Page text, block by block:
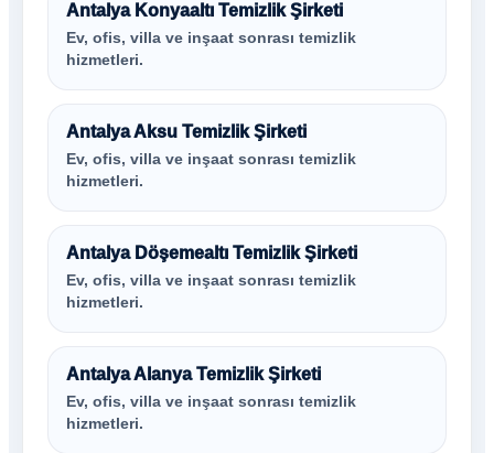
Antalya Konyaaltı Temizlik Şirketi
Ev, ofis, villa ve inşaat sonrası temizlik
hizmetleri.
Antalya Aksu Temizlik Şirketi
Ev, ofis, villa ve inşaat sonrası temizlik
hizmetleri.
Antalya Döşemealtı Temizlik Şirketi
Ev, ofis, villa ve inşaat sonrası temizlik
hizmetleri.
Antalya Alanya Temizlik Şirketi
Ev, ofis, villa ve inşaat sonrası temizlik
hizmetleri.